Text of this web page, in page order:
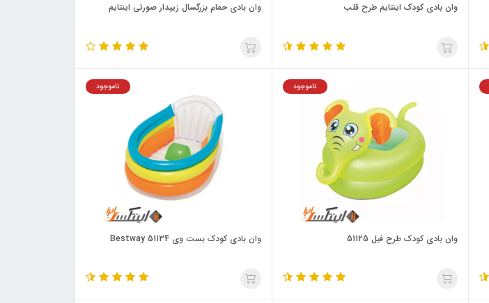
وان بادی کودک اینتایم طرح قلب وان بادی حمام بزرگسال زیپدار صورتی اینتایم
ناموجود
وان بادی کودک طرح فیل 51125
ناموجود
وان بادی کودک بست وی Bestway 51134